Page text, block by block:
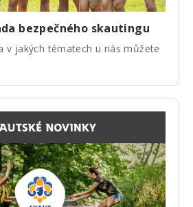
bezpečného skautingu
v jakých tématech u nás můžete